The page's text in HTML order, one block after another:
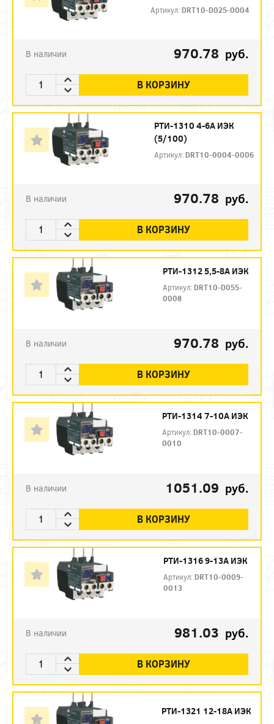
Артикул:DRT10-D025-0004
В наличии 970.78 руб.
В КОРЗИНУ
РТИ-1310 4-6А ИЭК
(5/100)
Артикул:DRT10-0004-0006
В наличии 970.78 руб.
В КОРЗИНУ
РТИ-1312 5,5-8А ИЭК
Артикул:DRT10-D055-
0008
В наличии 970.78 руб.
В КОРЗИНУ
РТИ-1314 7-10А ИЭК
Артикул:DRT10-0007-
0010
В наличии 1051.09 руб.
В КОРЗИНУ
РТИ-1316 9-13А ИЭК
Артикул:DRT10-0009-
0013
В наличии 981.03 руб.
В КОРЗИНУ
РТИ-1321 12-18А ИЭК